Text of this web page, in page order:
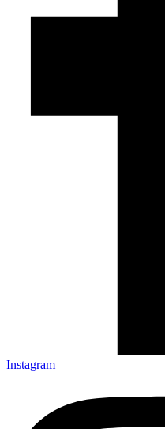
Instagram